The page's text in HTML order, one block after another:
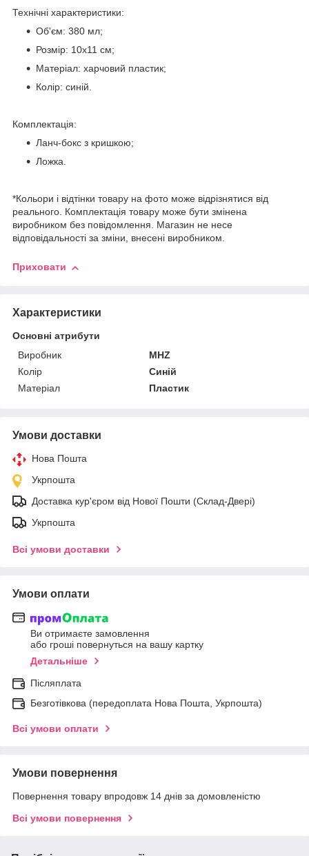
Технічні характеристики:
Об'єм: 380 мл;
Розмір: 10х11 см;
Матеріал: харчовий пластик;
Колір: синій.
Комплектація:
Ланч-бокс з кришкою;
Ложка.
*Кольори і відтінки товару на фото може відрізнятися від
реального. Комплектація товару може бути змінена
виробником без повідомлення. Магазин не несе
відповідальності за зміни, внесені виробником.
Приховати
Характеристики
Основні атрибути
Виробник
MHZ
Колір
Синій
Матеріал
Пластик
Умови доставки
Нова Пошта
Укрпошта
Доставка кур'єром від Нової Пошти (Склад-Двері)
Укрпошта
Всі умови доставки
Умови оплати
Ви отримаєте замовлення
або гроші повернуться на вашу картку
Детальніше
Післяплата
Безготівкова (передоплата Нова Пошта, Укрпошта)
Всі умови оплати
Умови повернення
Повернення товару впродовж 14 днів за домовленістю
Всі умови повернення